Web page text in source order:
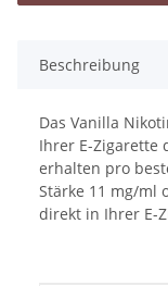
Beschreibung
Das Vanilla
Ihrer E-Zigarette
erhalten pro
Stärke 11 mg/ml
direkt in Ihrer E-